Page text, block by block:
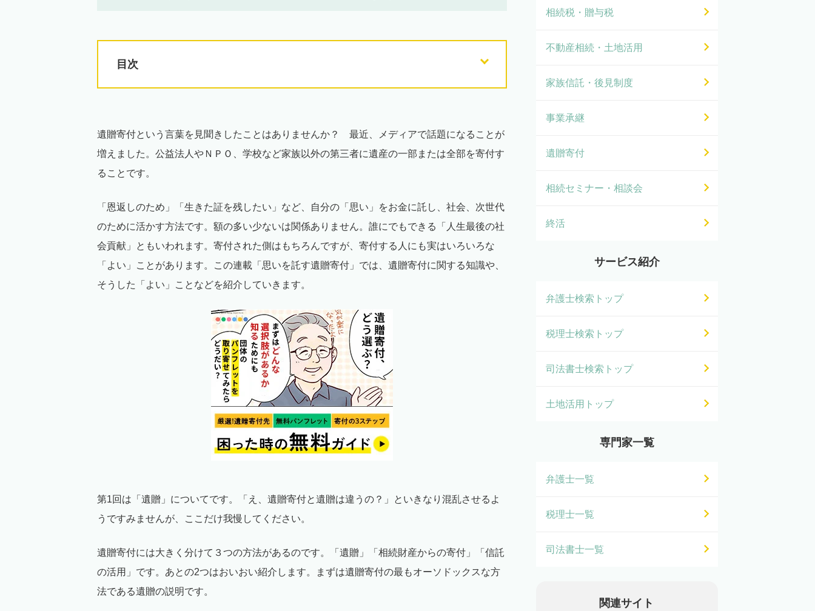
目次
遺贈寄付という言葉を見聞きしたことはありませんか？ 最近、メディアで話題になることが
増えました。公益法人やＮＰＯ、学校など家族以外の第三者に遺産の一部または全部を寄付す
ることです。
「恩返しのため」「生きた証を残したい」など、自分の「思い」をお金に託し、社会、次世代
のために活かす方法です。額の多い少ないは関係ありません。誰にでもできる「人生最後の社
会貢献」ともいわれます。寄付された側はもちろんですが、寄付する人にも実はいろいろな
「よい」ことがあります。この連載「思いを託す遺贈寄付」では、遺贈寄付に関する知識や、
そうした「よい」ことなどを紹介していきます。
第1回は「遺贈」についてです。「え、遺贈寄付と遺贈は違うの？」といきなり混乱させるよ
うですみませんが、ここだけ我慢してください。
遺贈寄付には大きく分けて３つの方法があるのです。「遺贈」「相続財産からの寄付」「信託
の活用」です。あとの2つはおいおい紹介します。まずは遺贈寄付の最もオーソドックスな方
法である遺贈の説明です。
相続税・贈与税
不動産相続・土地活用
家族信託・後見制度
事業承継
遺贈寄付
相続セミナー・相談会
終活
サービス紹介
弁護士検索トップ
税理士検索トップ
司法書士検索トップ
土地活用トップ
専門家一覧
弁護士一覧
税理士一覧
司法書士一覧
関連サイト